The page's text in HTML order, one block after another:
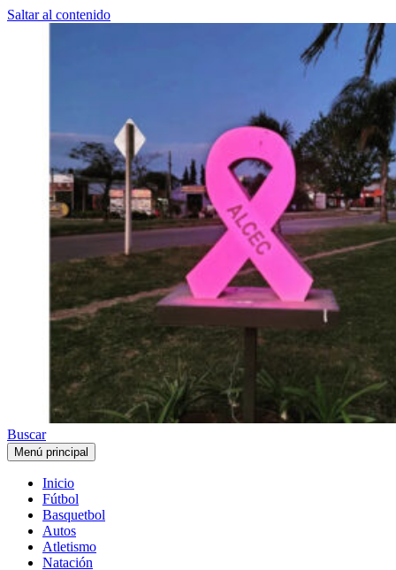
Saltar al contenido
Buscar
Menú principal
Inicio
Fútbol
Basquetbol
Autos
Atletismo
Natación